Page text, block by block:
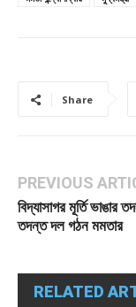
Share
PREVIOUS
বিদ্যাসাগর মূর্তি ভাঙার
তদন্ত দল গঠন মমতার
RELATED